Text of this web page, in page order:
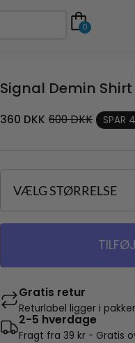
0
Signal Demin
360 DKK 600DKK SPAR
Gratis retur
Returlabel ligger i
2-5 hverdage
Fragt fra 39 kr - Gratis